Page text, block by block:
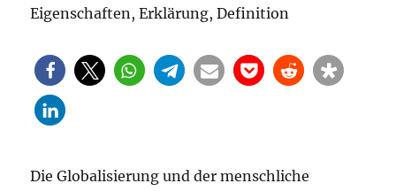
Die Globalisierung und der menschliche